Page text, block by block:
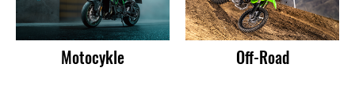
Motocykle Off-Road